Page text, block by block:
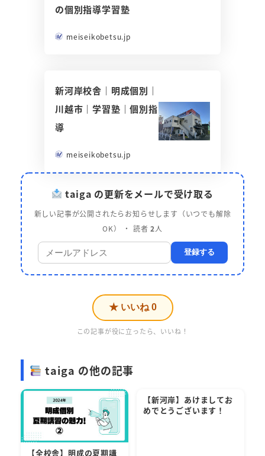
の個別指導学習塾
meiseikobetsu.jp
新河岸校舎｜明成個別｜
川越市｜学習塾｜個別指
導
meiseikobetsu.jp
taiga の更新をメールで受け取る
新しい記事が公開されたらお知らせします（いつでも解除
OK） ・ 読者2人
登録する
★ いいね 0
この記事が役に立ったら、いいね！
taiga の他の記事
【全校舎】明成の夏期講
【新河岸】あけましてお
めでとうございます！